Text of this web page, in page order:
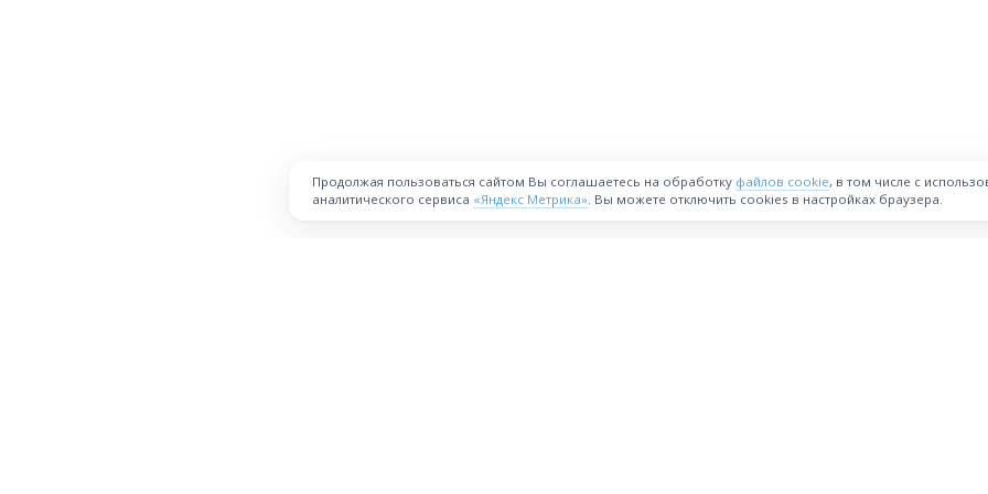
Продолжая пользоваться сайтом Вы соглашаетесь на обработку файлов cookie, в том числе с
аналитического сервиса «Яндекс Метрика». Вы можете отключить cookies в настройках браузера.